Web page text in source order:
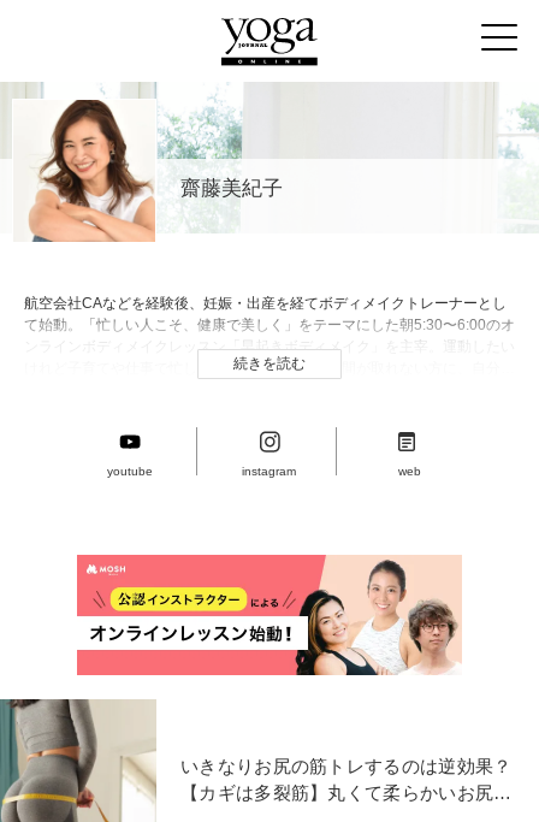
齋藤美紀子
航空会社CAなどを経験後、妊娠・出産を経てボディメイクトレーナーとし
て始動。「忙しい人こそ、健康で美しく」をテーマにした朝5:30〜6:00のオ
ンラインボディメイクレッスン「早起きボディメイク」を主宰。運動したい
けれど子育てや仕事で忙しく、スタジオに通う時間が取れない方に、自分の
スベーシックプラスインストラクター、rfca（骨格ボディメイク）認定スペ
続きを読む
youtube instagram web
いきなりお尻の筋トレするのは逆効果？
【カギは多裂筋】丸くて柔らかいお尻を